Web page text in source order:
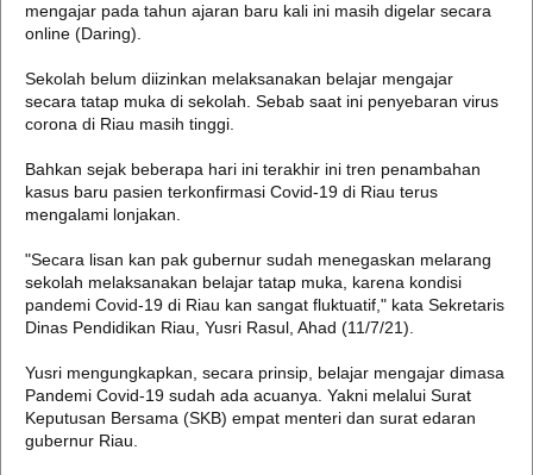
mengajar pada tahun ajaran baru kali ini masih digelar secara
online (Daring).
Sekolah belum diizinkan melaksanakan belajar mengajar
secara tatap muka di sekolah. Sebab saat ini penyebaran virus
corona di Riau masih tinggi.
Bahkan sejak beberapa hari ini terakhir ini tren penambahan
kasus baru pasien terkonfirmasi Covid-19 di Riau terus
mengalami lonjakan.
"Secara lisan kan pak gubernur sudah menegaskan melarang
sekolah melaksanakan belajar tatap muka, karena kondisi
pandemi Covid-19 di Riau kan sangat fluktuatif," kata Sekretaris
Dinas Pendidikan Riau, Yusri Rasul, Ahad (11/7/21).
Yusri mengungkapkan, secara prinsip, belajar mengajar dimasa
Pandemi Covid-19 sudah ada acuanya. Yakni melalui Surat
Keputusan Bersama (SKB) empat menteri dan surat edaran
gubernur Riau.